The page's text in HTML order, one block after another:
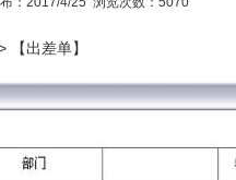
【出差单】